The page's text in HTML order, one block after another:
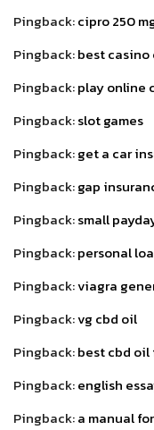
Pingback:cipro 250
Pingback:best casino
Pingback:play online
Pingback:slot games
Pingback:get a car
Pingback:gap
Pingback:small
Pingback:personal
Pingback:viagra
Pingback:vg cbd oil
Pingback:best cbd
Pingback:english
Pingback:a manual